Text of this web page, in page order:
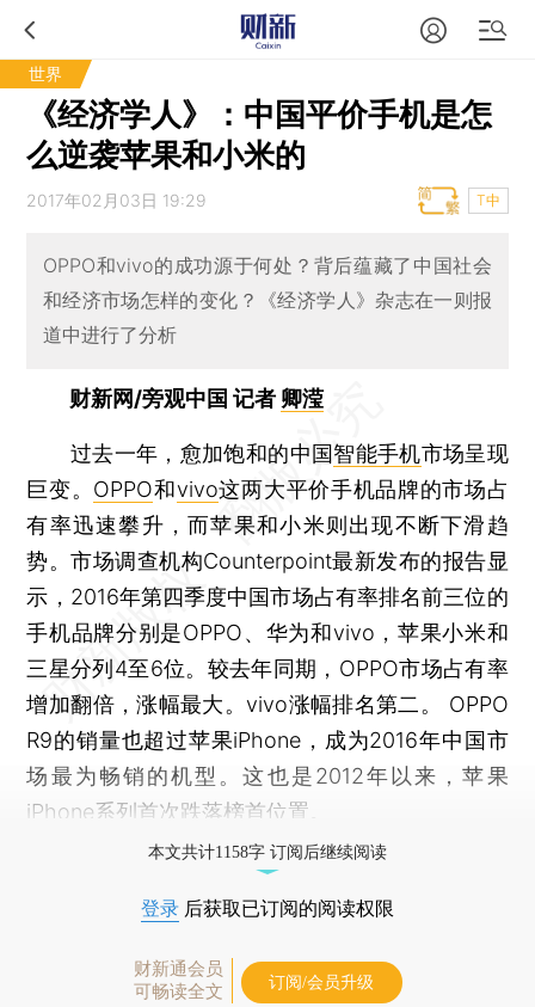
世界
《经济学人》：中国平价手机是怎
么逆袭苹果和小米的
2017年02月03日 19:29 T中
OPPO和vivo的成功源于何处？背后蕴藏了中国社会
和经济市场怎样的变化？《经济学人》杂志在一则报
道中进行了分析
财新网/旁观中国 记者 卿滢
过去一年，愈加饱和的中国智能手机市场呈现
巨变。 OPPO和vivo这两大平价手机品牌的市场占
有率迅速攀升，而苹果和小米则出现不断下滑趋
势。市场调查机构Counterpoint最新发布的报告显
示，2016年第四季度中国市场占有率排名前三位的
手机品牌分别是OPPO、华为和vivo，苹果小米和
三星分列4至6位。较去年同期，OPPO市场占有率
增加翻倍，涨幅最大。vivo涨幅排名第二。 OPPO
R9的销量也超过苹果iPhone，成为2016年中国市
场最为畅销的机型。这也是2012年以来，苹果
iPhone系列首次跌落榜首位置。
本文共计1158字 订阅后继续阅读
登录 后获取已订阅的阅读权限
财新通会员
可畅读全文
订阅/会员升级